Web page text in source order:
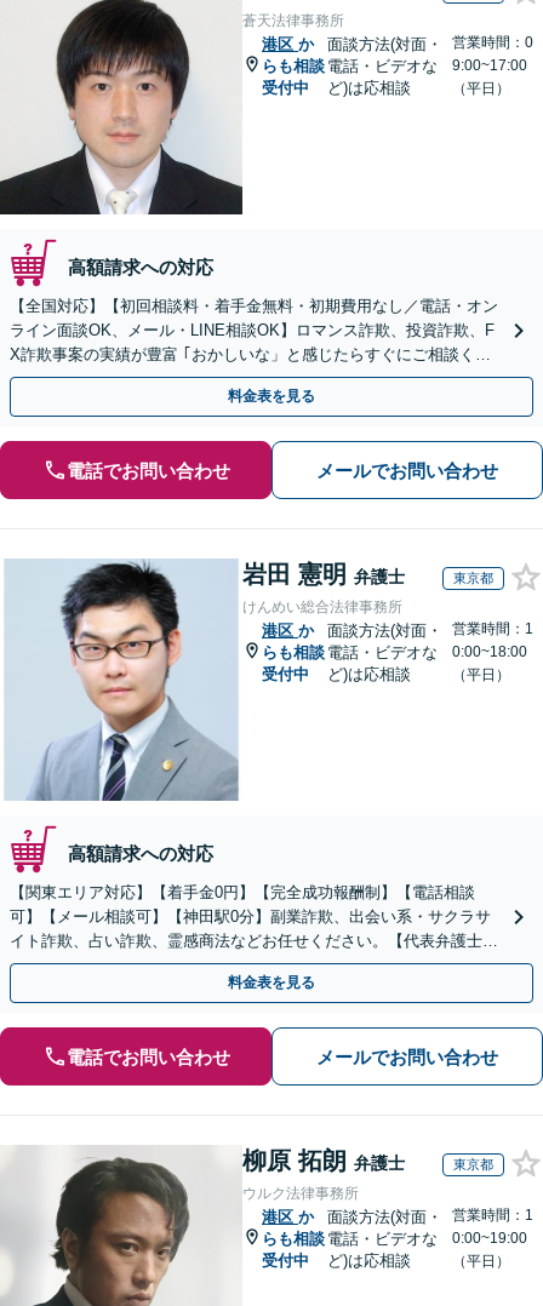
蒼天法律事務所
港区 か
らも相談
受付中
面談方法(対面・
電話・ビデオな
ど)は応相談
営業時間：0
9:00~17:00
（平日）
高額請求への対応
【全国対応】【初回相談料・着手金無料・初期費用なし／電話・オン
ライン面談OK、メール・LINE相談OK】ロマンス詐欺、投資詐欺、F
X詐欺事案の実績が豊富 ｢おかしいな」と感じたらすぐにご相談くだ
さい。
料金表を見る
電話でお問い合わせ メールでお問い合わせ
岩田 憲明 弁護士 東京都
けんめい総合法律事務所
港区 か
らも相談
受付中
面談方法(対面・
電話・ビデオな
ど)は応相談
営業時間：1
0:00~18:00
（平日）
高額請求への対応
【関東エリア対応】【着手金0円】【完全成功報酬制】【電話相談
可】【メール相談可】【神田駅0分】副業詐欺、出会い系・サクラサ
イト詐欺、占い詐欺、霊感商法などお任せください。【代表弁護士が
対応】
料金表を見る
電話でお問い合わせ メールでお問い合わせ
柳原 拓朗 弁護士 東京都
ウルク法律事務所
港区 か
らも相談
受付中
面談方法(対面・
電話・ビデオな
ど)は応相談
営業時間：1
0:00~19:00
（平日）